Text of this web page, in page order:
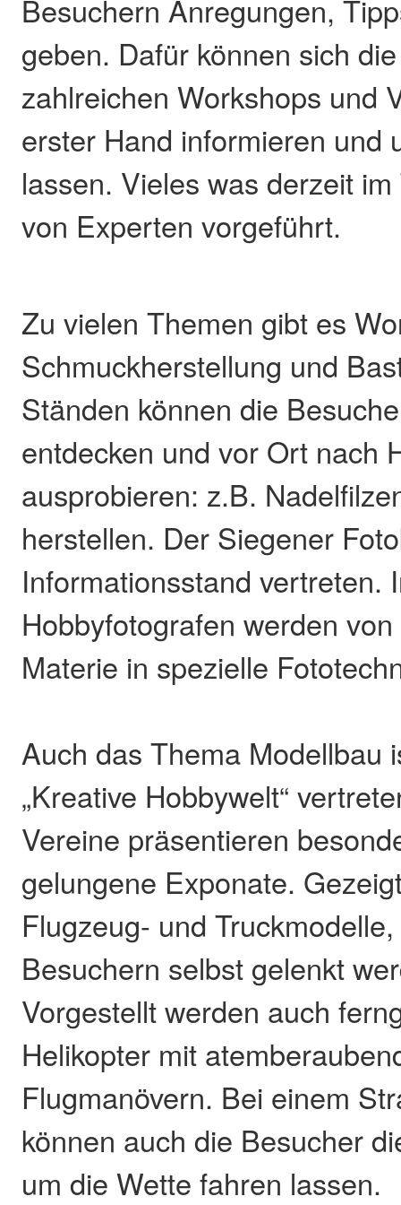
Besuchern Anregungen,
geben. Dafür können sich
zahlreichen Workshops und
erster Hand informieren und
lassen. Vieles was derzeit
von Experten vorgeführt.
Zu vielen Themen gibt es
Schmuckherstellung und
Ständen können die
entdecken und vor Ort nach
ausprobieren: z.B.
herstellen. Der Siegener
Informationsstand vertreten.
Hobbyfotografen werden
Materie in spezielle
Auch das Thema Modellbau
„Kreative Hobbywelt“
Vereine präsentieren
gelungene Exponate.
Flugzeug- und
Besuchern selbst gelenkt
Vorgestellt werden auch
Helikopter mit
Flugmanövern. Bei einem
können auch die Besucher
um die Wette fahren lassen.